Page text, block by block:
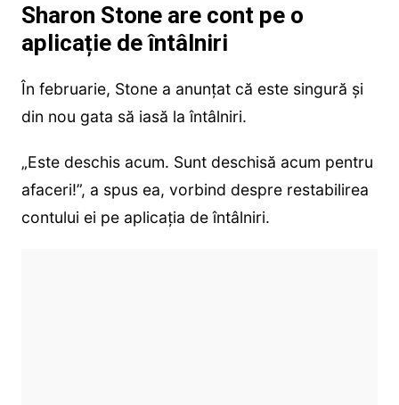
Sharon Stone are cont pe o
aplicație de întâlniri
În februarie, Stone a anunțat că este singură și
din nou gata să iasă la întâlniri.
„Este deschis acum. Sunt deschisă acum pentru
afaceri!”, a spus ea, vorbind despre restabilirea
contului ei pe aplicația de întâlniri.